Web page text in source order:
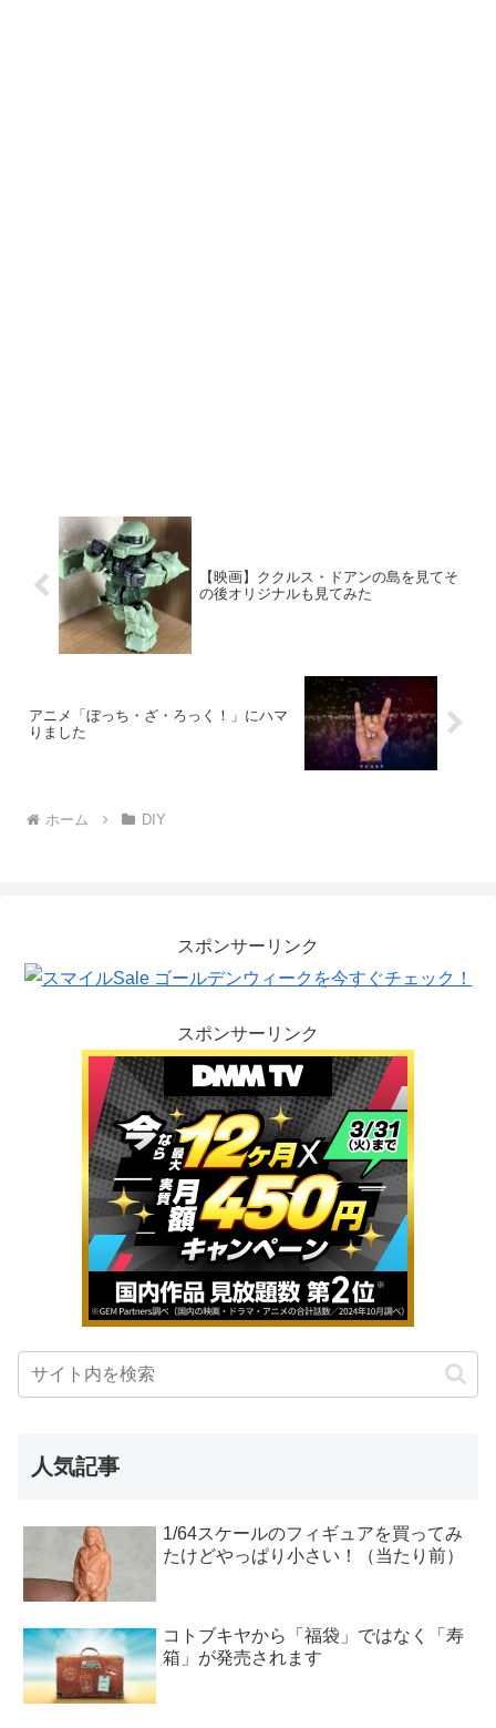
【映画】ククルス・ドアンの島を見てそ
の後オリジナルも見てみた
アニメ「ぼっち・ざ・ろっく！」にハマ
りました
ホーム DIY
スポンサーリンク
スポンサーリンク
人気記事
1/64スケールのフィギュアを買ってみ
たけどやっぱり小さい！（当たり前）
コトブキヤから「福袋」ではなく「寿
箱」が発売されます